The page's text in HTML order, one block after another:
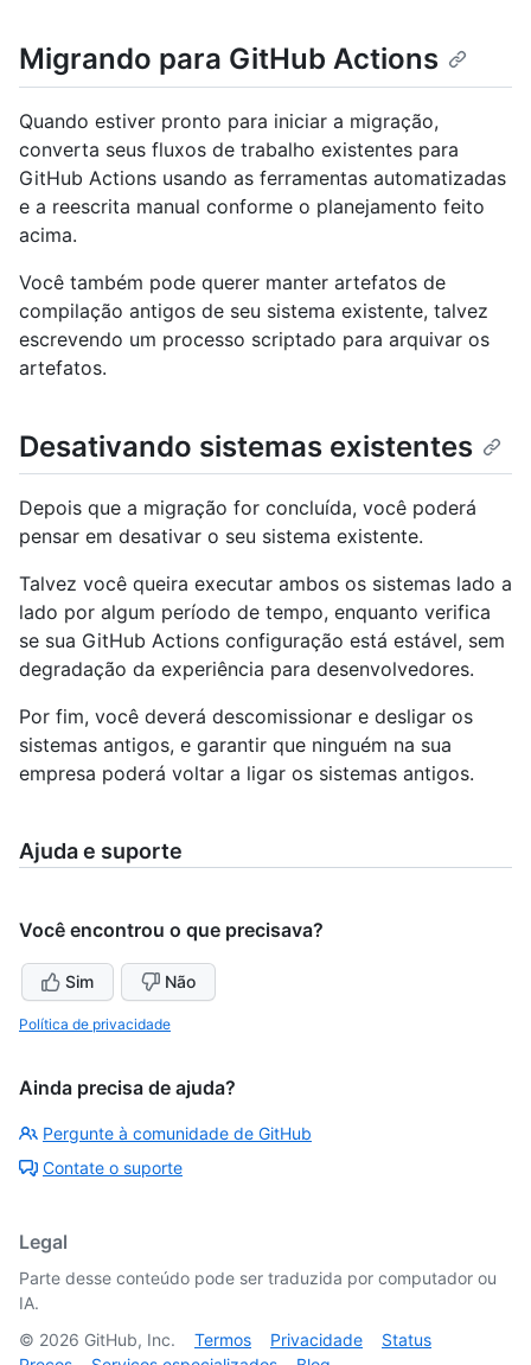
Migrando para GitHub Actions
Quando estiver pronto para iniciar a migração,
converta seus fluxos de trabalho existentes para
GitHub Actions usando as ferramentas automatizadas
e a reescrita manual conforme o planejamento feito
acima.
Você também pode querer manter artefatos de
compilação antigos de seu sistema existente, talvez
escrevendo um processo scriptado para arquivar os
artefatos.
Desativando sistemas existentes
Depois que a migração for concluída, você poderá
pensar em desativar o seu sistema existente.
Talvez você queira executar ambos os sistemas lado a
lado por algum período de tempo, enquanto verifica
se sua GitHub Actions configuração está estável, sem
degradação da experiência para desenvolvedores.
Por fim, você deverá descomissionar e desligar os
sistemas antigos, e garantir que ninguém na sua
empresa poderá voltar a ligar os sistemas antigos.
Ajuda e suporte
Você encontrou o que precisava?
Sim Não
Política de privacidade
Ainda precisa de ajuda?
Pergunte à comunidade de GitHub
Contate o suporte
Legal
Parte desse conteúdo pode ser traduzida por computador ou
IA.
© 2026 GitHub, Inc. Termos Privacidade
Status